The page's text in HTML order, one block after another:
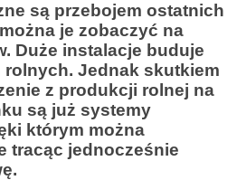
są przebojem ostatnich
je zobaczyć na
Duże instalacje buduje
rolnych. Jednak skutkiem
z produkcji rolnej na
są już systemy
którym można
tracąc jednocześnie